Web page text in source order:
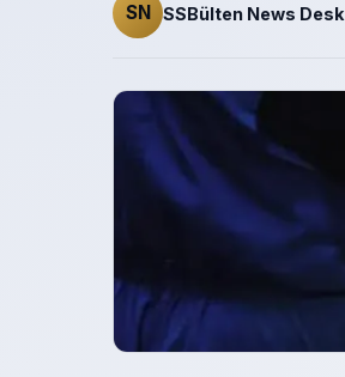
SN SSBülten News Desk